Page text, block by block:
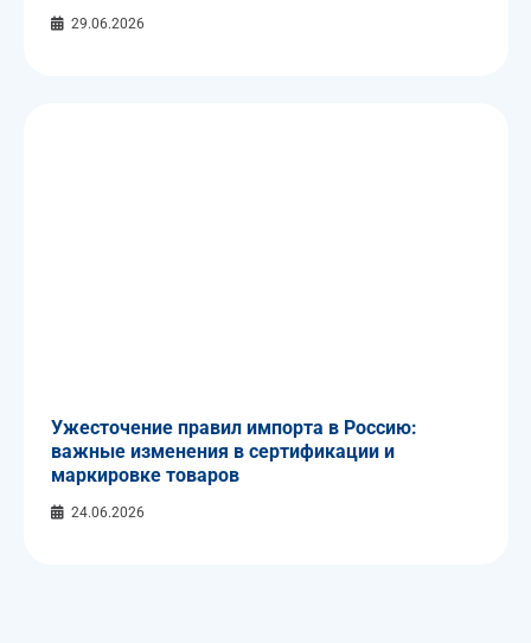
29.06.2026
Ужесточение правил импорта в Россию:
важные изменения в сертификации и
маркировке товаров
24.06.2026